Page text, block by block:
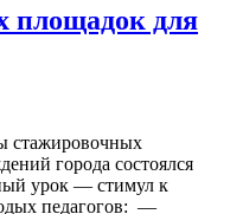
площадок для
стажировочных
города состоялся
урок — стимул к
педагогов: —